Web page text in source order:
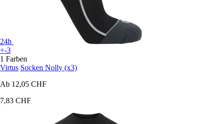
24h
+-3
1 Farben
Virtus Socken Nolly (x3)
Ab 12,05 CHF
7,83 CHF